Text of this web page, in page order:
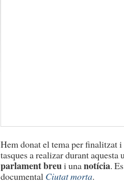
Hem donat el tema per finalitzat i
tasques a realizar durant aquesta
parlament breui unanotícia.
documental Ciutat morta.